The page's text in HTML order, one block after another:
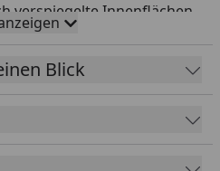
verspiegelte Innenflächen,
bei gleichem
. Inkl. 2
Blick